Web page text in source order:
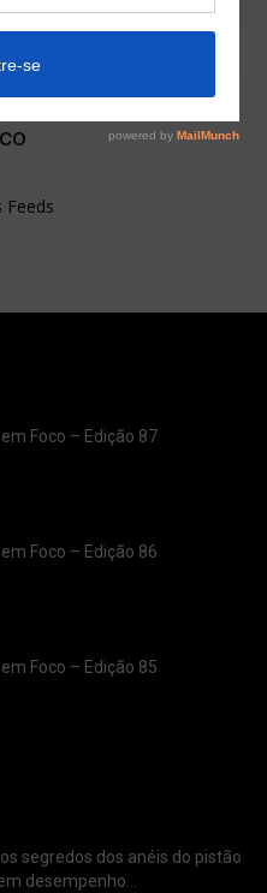
Feeds
Foco – Edição 87
Foco – Edição 86
Foco – Edição 85
segredos dos anéis do pistão
desempenho...